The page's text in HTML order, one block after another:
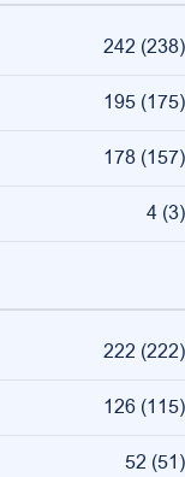
242 (238)
195 (175)
178 (157)
4 (3)
222 (222)
126 (115)
52 (51)